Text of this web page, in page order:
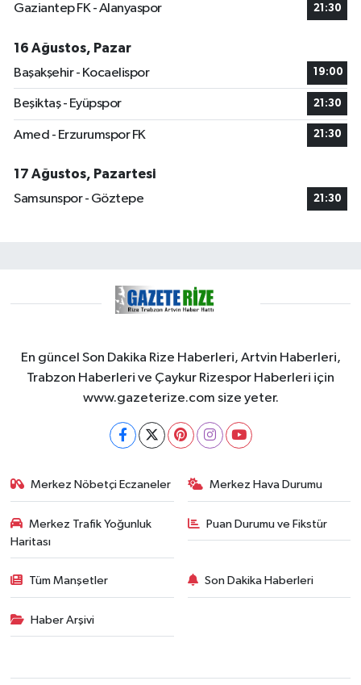
Gaziantep FK - Alanyaspor 21:30
16 Ağustos, Pazar
Başakşehir - Kocaelispor
19:00
Beşiktaş - Eyüpspor 21:30
Amed - Erzurumspor FK 21:30
17 Ağustos, Pazartesi
Samsunspor - Göztepe
21:30
En güncel Son Dakika Rize Haberleri, Artvin Haberleri,
Trabzon Haberleri ve Çaykur Rizespor Haberleri için
www.gazeterize.com size yeter.
Merkez Nöbetçi Eczaneler Merkez Hava Durumu
Merkez Trafik Yoğunluk
Haritası
Puan Durumu ve Fikstür
Tüm Manşetler Son Dakika Haberleri
Haber Arşivi